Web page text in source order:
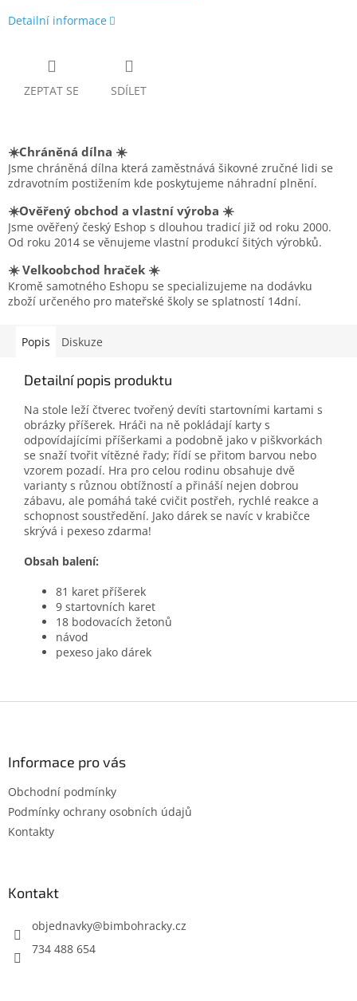
Detailní informace
ZEPTAT SE SDÍLET
☀️Chráněná dílna ☀️
Jsme chráněná dílna která zaměstnává šikovné zručné lidi se
zdravotním postižením kde poskytujeme náhradní plnění.
☀️Ověřený obchod a vlastní výroba ☀️
Jsme ověřený český Eshop s dlouhou tradicí již od roku 2000.
Od roku 2014 se věnujeme vlastní produkcí šitých výrobků.
☀️ Velkoobchod hraček ☀️
Kromě samotného Eshopu se specializujeme na dodávku
zboží určeného pro mateřské školy se splatností 14dní.
Popis Diskuze
Detailní popis produktu
Na stole leží čtverec tvořený devíti startovními kartami s
obrázky příšerek. Hráči na ně pokládají karty s
odpovídajícími příšerkami a podobně jako v piškvorkách
se snaží tvořit vítězné řady; řídí se přitom barvou nebo
vzorem pozadí. Hra pro celou rodinu obsahuje dvě
varianty s různou obtížností a přináší nejen dobrou
zábavu, ale pomáhá také cvičit postřeh, rychlé reakce a
schopnost soustředění. Jako dárek se navíc v krabičce
skrývá i pexeso zdarma!
Obsah balení:
81 karet příšerek
9 startovních karet
18 bodovacích žetonů
návod
pexeso jako dárek
Informace pro vás
Obchodní podmínky
Podmínky ochrany osobních údajů
Kontakty
Kontakt
objednavky@bimbohracky.cz
734 488 654